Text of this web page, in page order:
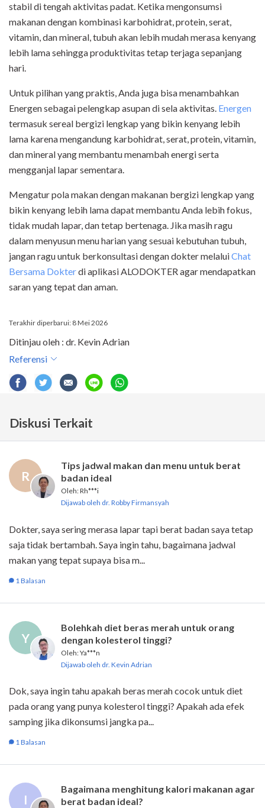
stabil di tengah aktivitas padat. Ketika mengonsumsi
makanan dengan kombinasi karbohidrat, protein, serat,
vitamin, dan mineral, tubuh akan lebih mudah merasa kenyang
lebih lama sehingga produktivitas tetap terjaga sepanjang
hari.
Untuk pilihan yang praktis, Anda juga bisa menambahkan
Energen sebagai pelengkap asupan di sela aktivitas. Energen
termasuk sereal bergizi lengkap yang bikin kenyang lebih
lama karena mengandung karbohidrat, serat, protein, vitamin,
dan mineral yang membantu menambah energi serta
mengganjal lapar sementara.
Mengatur pola makan dengan makanan bergizi lengkap yang
bikin kenyang lebih lama dapat membantu Anda lebih fokus,
tidak mudah lapar, dan tetap bertenaga. Jika masih ragu
dalam menyusun menu harian yang sesuai kebutuhan tubuh,
jangan ragu untuk berkonsultasi dengan dokter melaluiChat
Bersama Dokterdi aplikasi ALODOKTER agar mendapatkan
saran yang tepat dan aman.
Terakhir diperbarui: 8 Mei 2026